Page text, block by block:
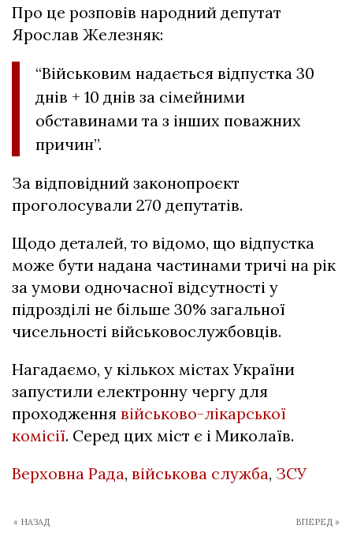
Про це розповів народний депутат
Ярослав Железняк:
“Військовим надається відпустка 30
днів + 10 днів за сімейними
обставинами та з інших поважних
причин”.
За відповідний законопроєкт
проголосували 270 депутатів.
Щодо деталей, то відомо, що відпустка
може бути надана частинами тричі на рік
за умови одночасної відсутності у
підрозділі не більше 30% загальної
чисельності військовослужбовців.
Нагадаємо, у кількох містах України
запустили електронну чергу для
проходження військово-лікарської
комісії. Серед цих міст є і Миколаїв.
Верховна Рада, військова служба, ЗСУ
« НАЗАД ВПЕРЕД »